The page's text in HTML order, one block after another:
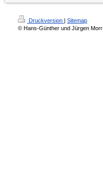
Druckversion | Sitemap
© Hans-Günther und Jürgen Morr